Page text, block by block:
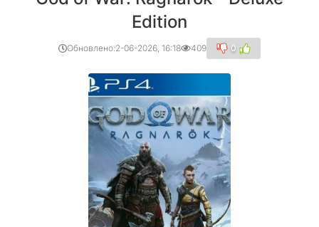
Edition
Обновлено:2-06-2026, 16:18 409 0